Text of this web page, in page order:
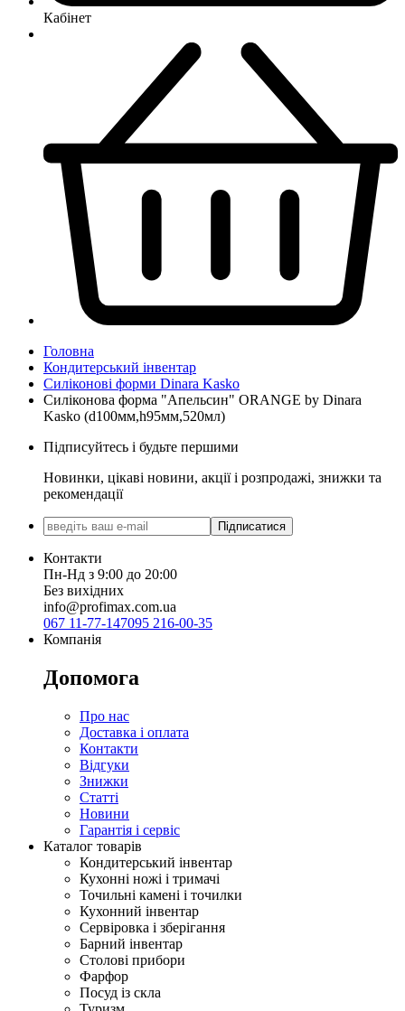
Кабінет
Головна
Кондитерський інвентар
Силіконові форми Dinara Kasko
Силіконова форма "Апельсин" ORANGE by Dinara
Kasko (d100мм,h95мм,520мл)
Підписуйтесь і будьте першими
Новинки, цікаві новини, акції і розпродажі, знижки та
рекомендації
Підписатися
Контакти
Пн-Нд з 9:00 до 20:00
Без вихідних
info@profimax.com.ua
067 11-77-147095 216-00-35
Компанія
Допомога
Про нас
Доставка і оплата
Контакти
Відгуки
Знижки
Статті
Новини
Гарантія і сервіс
Каталог товарів
Кондитерський інвентар
Кухонні ножі і тримачі
Точильні камені і точилки
Кухонний інвентар
Сервіровка і зберігання
Барний інвентар
Столові прибори
Фарфор
Посуд із скла